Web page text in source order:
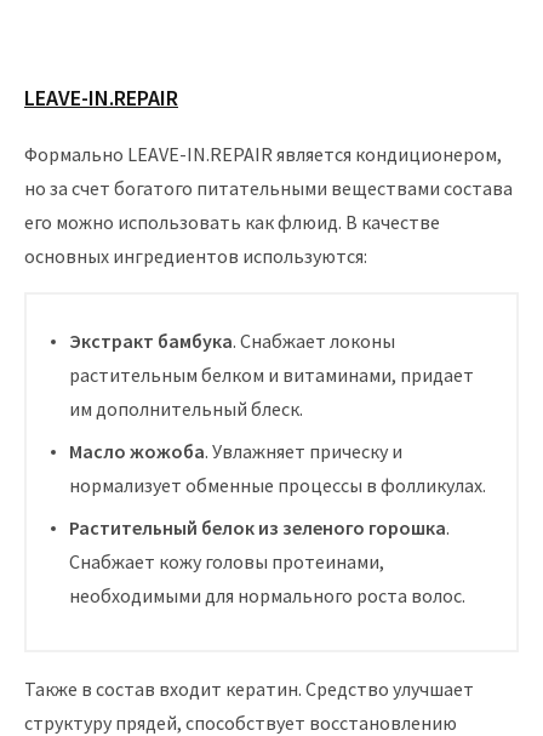
LEAVE-IN.REPAIR
Формально LEAVE-IN.REPAIR является кондиционером,
но за счет богатого питательными веществами состава
его можно использовать как флюид. В качестве
основных ингредиентов используются:
Экстракт бамбука. Снабжает локоны
растительным белком и витаминами, придает
им дополнительный блеск.
Масло жожоба. Увлажняет прическу и
нормализует обменные процессы в фолликулах.
Растительный белок из зеленого горошка.
Снабжает кожу головы протеинами,
необходимыми для нормального роста волос.
Также в состав входит кератин. Средство улучшает
структуру прядей, способствует восстановлению